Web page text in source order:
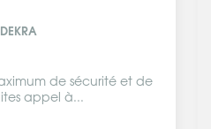
de sécurité et de
appel à...